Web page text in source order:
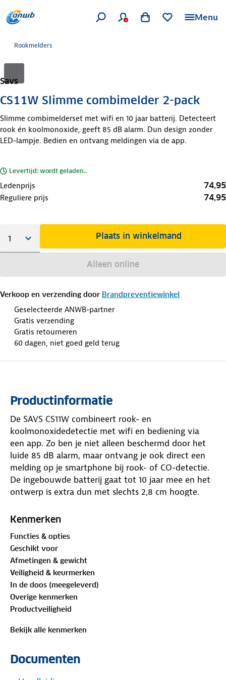
Menu
Rookmelders
Savs
CS11W Slimme combimelder 2-pack
Slimme combimelderset met wifi en 10 jaar batterij. Detecteert
rook én koolmonoxide, geeft 85 dB alarm. Dun design zonder
LED-lampje. Bedien en ontvang meldingen via de app.
Levertijd: wordt geladen..
Ledenprijs 74,95
Reguliere prijs 74,95
Plaats in winkelmand
Alleen online
Verkoop en verzending door Brandpreventiewinkel
Geselecteerde ANWB-partner
Gratis verzending
Gratis retourneren
60 dagen, niet goed geld terug
Productinformatie
De SAVS CS11W combineert rook- en
koolmonoxidedetectie met wifi en bediening via
een app. Zo ben je niet alleen beschermd door het
luide 85 dB alarm, maar ontvang je ook direct een
melding op je smartphone bij rook- of CO-detectie.
De ingebouwde batterij gaat tot 10 jaar mee en het
ontwerp is extra dun met slechts 2,8 cm hoogte.
Altijd op de hoogte via je smartphone
Dankzij de wifi-verbinding koppel je de melder
eenvoudig aan de Tuya Smart- of Smart Life-app.
Zodra er rook of CO wordt gedetecteerd, krijg je
direct een melding op je telefoon. Via de app kun je
de melder ook op afstand pauzeren, de
batterijstatus uitlezen en controleren of de melder
familieleden of huisgenoten.
Kenmerken
Functies & opties
Geschikt voor
Afmetingen & gewicht
Veiligheid & keurmerken
In de doos (meegeleverd)
Overige kenmerken
Productveiligheid
Bekijk alle kenmerken
Documenten